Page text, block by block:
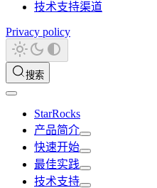
技术支持渠道
Privacy policy
搜索
StarRocks
产品简介
快速开始
最佳实践
技术支持